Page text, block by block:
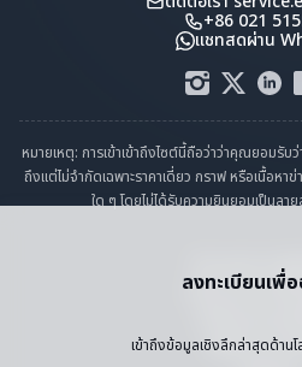
ลงทะเบียนเพื่
เข้าถึงข้อมูลเชิงลึกล่าสุดด้านโ
+86 021
แชทสดผ่าน
หมายเหตุ: การเข้าเข้าถึงไซต์นี้ถือว่าว่าคุณยอมรับ
ถึงแต่ไม่จำกัดเฉพาะราคาเดี่ยว กราฟ หรือเนื้อหา
ใด ๆ โดยไม่ได้รับความยินยอมเป็นล
คำแถลงการปฏิ
นโยบายความเ
ปฏิทินราราวั